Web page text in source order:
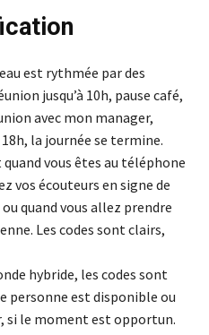
est rythmée par des
jusqu’à 10h, pause café,
avec mon manager,
la journée se termine.
vous êtes au téléphone
vos écouteurs en signe de
quand vous allez prendre
Les codes sont clairs,
hybride, les codes sont
personne est disponible ou
si le moment est opportun.